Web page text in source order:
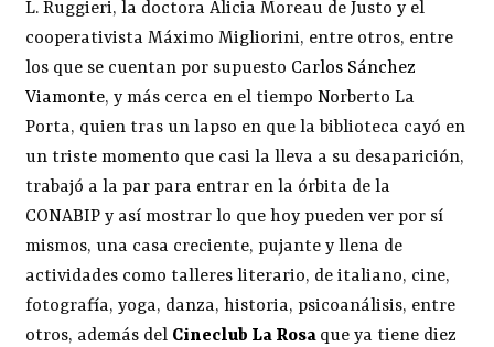
L. Ruggieri, la doctora Alicia Moreau de Justo y el
cooperativista Máximo Migliorini, entre otros, entre
los que se cuentan por supuesto Carlos Sánchez
Viamonte, y más cerca en el tiempo Norberto La
Porta, quien tras un lapso en que la biblioteca cayó en
un triste momento que casi la lleva a su desaparición,
trabajó a la par para entrar en la órbita de la
CONABIP y así mostrar lo que hoy pueden ver por sí
mismos, una casa creciente, pujante y llena de
actividades como talleres literario, de italiano, cine,
fotografía, yoga, danza, historia, psicoanálisis, entre
otros, además del Cineclub La Rosa que ya tiene diez